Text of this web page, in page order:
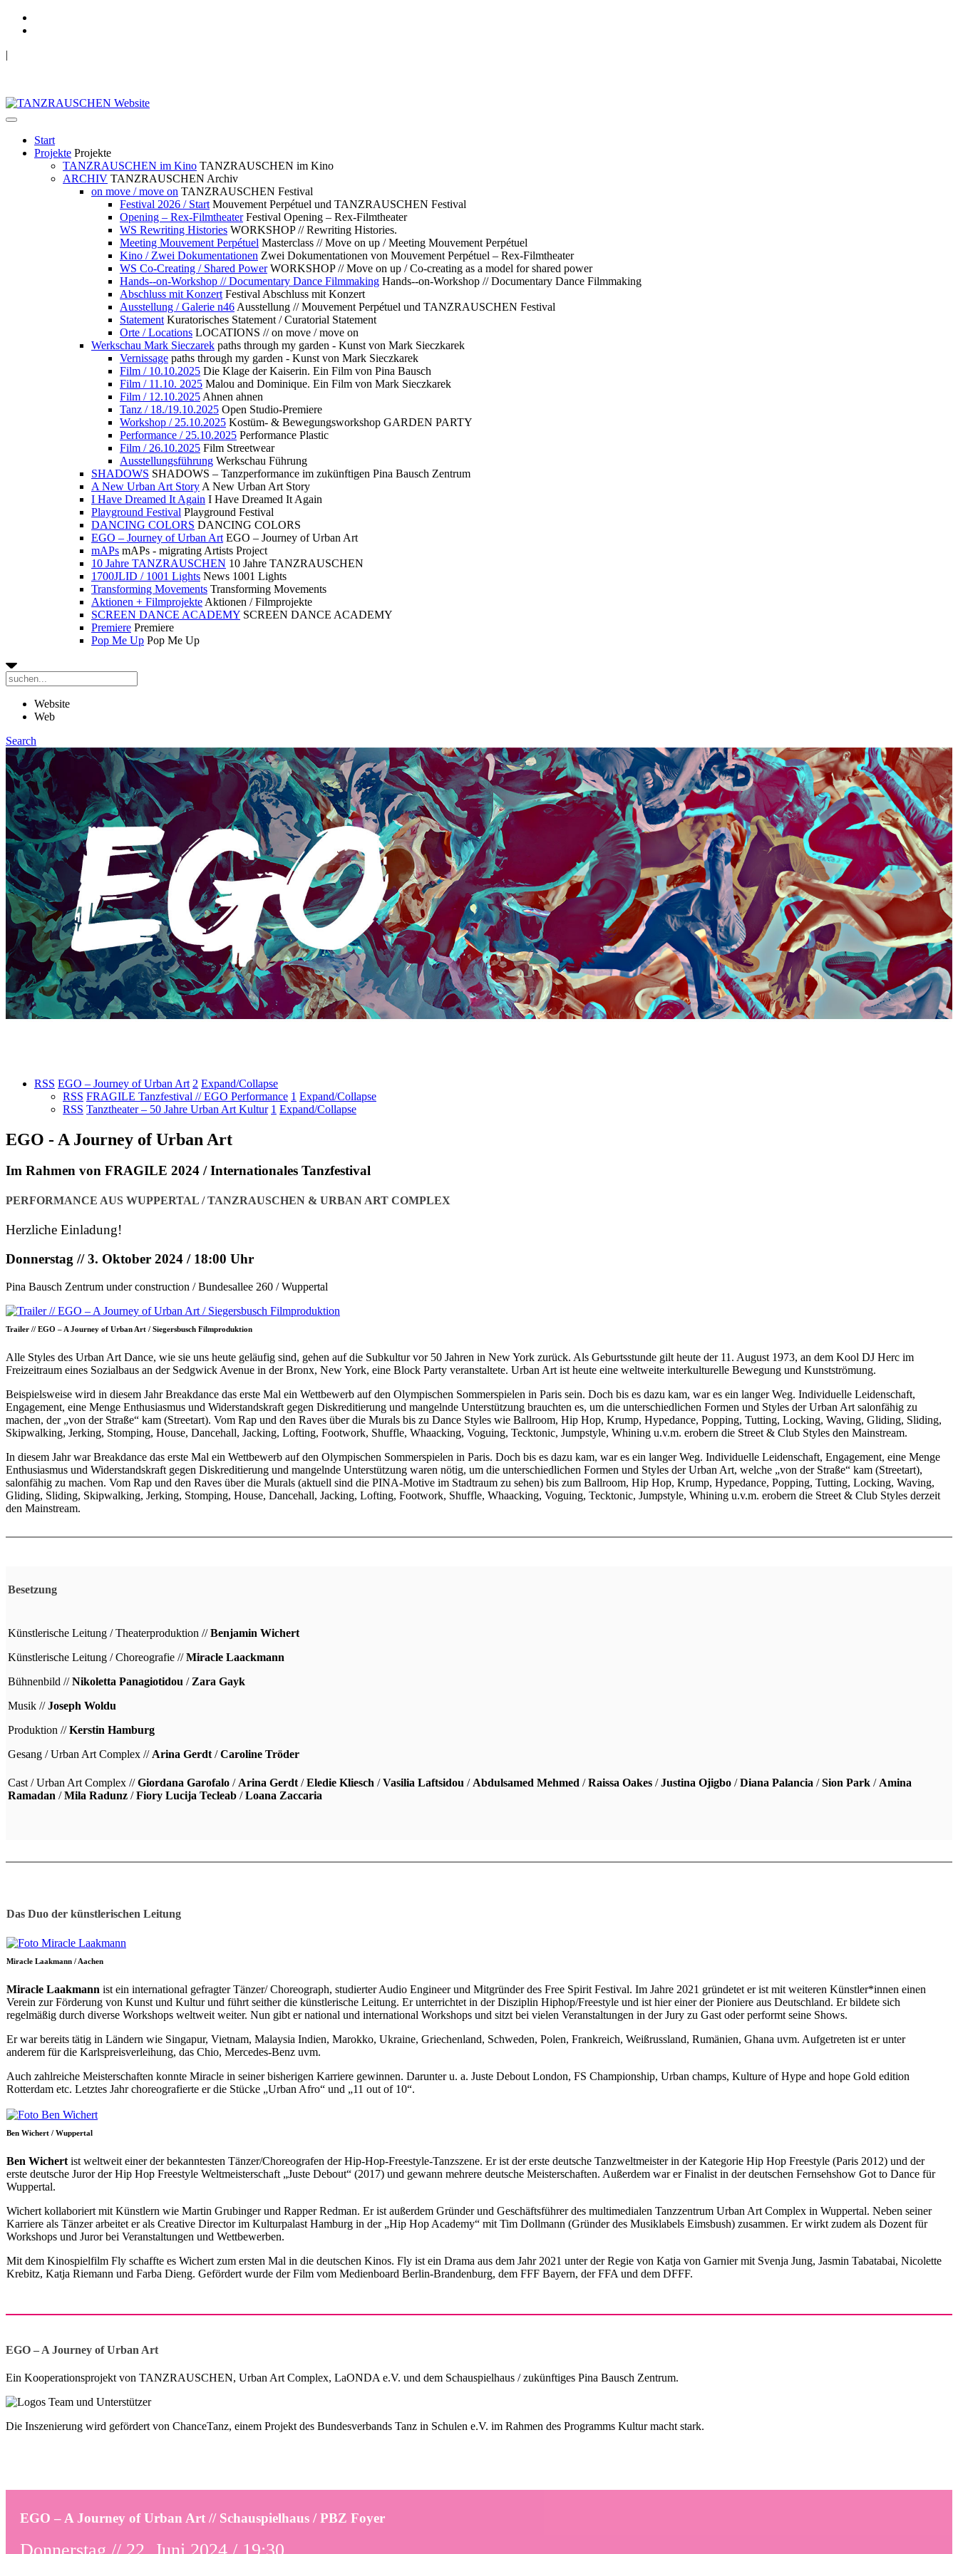
|
Start
Projekte Projekte
TANZRAUSCHEN im Kino TANZRAUSCHEN im Kino
ARCHIV TANZRAUSCHEN Archiv
on move / move on TANZRAUSCHEN Festival
Festival 2026 / Start Mouvement Perpétuel und TANZRAUSCHEN Festival
Opening – Rex-Filmtheater Festival Opening – Rex-Filmtheater
WS Rewriting Histories WORKSHOP // Rewriting Histories.
Meeting Mouvement Perpétuel Masterclass // Move on up / Meeting Mouvement Perpétuel
Kino / Zwei Dokumentationen Zwei Dokumentationen von Mouvement Perpétuel – Rex-Filmtheater
WS Co-Creating / Shared Power WORKSHOP // Move on up / Co-creating as a model for shared power
Hands--on-Workshop // Documentary Dance Filmmaking Hands--on-Workshop // Documentary Dance Filmmaking
Abschluss mit Konzert Festival Abschluss mit Konzert
Ausstellung / Galerie n46 Ausstellung // Mouvement Perpétuel und TANZRAUSCHEN Festival
Statement Kuratorisches Statement / Curatorial Statement
Orte / Locations LOCATIONS // on move / move on
Werkschau Mark Sieczarek paths through my garden - Kunst von Mark Sieczkarek
Vernissage paths through my garden - Kunst von Mark Sieczkarek
Film / 10.10.2025 Die Klage der Kaiserin. Ein Film von Pina Bausch
Film / 11.10. 2025 Malou and Dominique. Ein Film von Mark Sieczkarek
Film / 12.10.2025 Ahnen ahnen
Tanz / 18./19.10.2025 Open Studio-Premiere
Workshop / 25.10.2025 Kostüm- & Bewegungsworkshop GARDEN PARTY
Performance / 25.10.2025 Performance Plastic
Film / 26.10.2025 Film Streetwear
Ausstellungsführung Werkschau Führung
SHADOWS SHADOWS – Tanzperformance im zukünftigen Pina Bausch Zentrum
A New Urban Art Story A New Urban Art Story
I Have Dreamed It Again I Have Dreamed It Again
Playground Festival Playground Festival
DANCING COLORS DANCING COLORS
EGO – Journey of Urban Art EGO – Journey of Urban Art
mAPs mAPs - migrating Artists Project
10 Jahre TANZRAUSCHEN 10 Jahre TANZRAUSCHEN
1700JLID / 1001 Lights News 1001 Lights
Transforming Movements Transforming Movements
Aktionen + Filmprojekte Aktionen / Filmprojekte
SCREEN DANCE ACADEMY SCREEN DANCE ACADEMY
Premiere Premiere
Pop Me Up Pop Me Up
Website
Web
Search
RSS EGO – Journey of Urban Art 2 Expand/Collapse
RSS FRAGILE Tanzfestival // EGO Performance 1 Expand/Collapse
RSS Tanztheater – 50 Jahre Urban Art Kultur 1 Expand/Collapse
EGO - A Journey of Urban Art
Im Rahmen von FRAGILE 2024 / Internationales Tanzfestival
PERFORMANCE AUS WUPPERTAL / TANZRAUSCHEN & URBAN ART COMPLEX
Herzliche Einladung!
Donnerstag // 3. Oktober 2024 / 18:00 Uhr
Pina Bausch Zentrum under construction / Bundesallee 260 / Wuppertal
Trailer // EGO – A Journey of Urban Art / Siegersbusch Filmproduktion
Alle Styles des Urban Art Dance, wie sie uns heute geläufig sind, gehen auf die Subkultur vor 50 Jahren in New York zurück. Als Geburtsstunde gilt heute der 11. August 1973, an dem Kool DJ Herc im
Freizeitraum eines Sozialbaus an der Sedgwick Avenue in der Bronx, New York, eine Block Party veranstaltete. Urban Art ist heute eine weltweite interkulturelle Bewegung und Kunstströmung.
Beispielsweise wird in diesem Jahr Breakdance das erste Mal ein Wettbewerb auf den Olympischen Sommerspielen in Paris sein. Doch bis es dazu kam, war es ein langer Weg. Individuelle Leidenschaft,
Engagement, eine Menge Enthusiasmus und Widerstandskraft gegen Diskreditierung und mangelnde Unterstützung brauchten es, um die unterschiedlichen Formen und Styles der Urban Art salonfähig zu
machen, der „von der Straße“ kam (Streetart). Vom Rap und den Raves über die Murals bis zu Dance Styles wie Ballroom, Hip Hop, Krump, Hypedance, Popping, Tutting, Locking, Waving, Gliding, Sliding,
Skipwalking, Jerking, Stomping, House, Dancehall, Jacking, Lofting, Footwork, Shuffle, Whaacking, Voguing, Tecktonic, Jumpstyle, Whining u.v.m. erobern die Street & Club Styles den Mainstream.
In diesem Jahr war Breakdance das erste Mal ein Wettbewerb auf den Olympischen Sommerspielen in Paris. Doch bis es dazu kam, war es ein langer Weg. Individuelle Leidenschaft, Engagement, eine Menge
Enthusiasmus und Widerstandskraft gegen Diskreditierung und mangelnde Unterstützung waren nötig, um die unterschiedlichen Formen und Styles der Urban Art, welche „von der Straße“ kam (Streetart),
salonfähig zu machen. Vom Rap und den Raves über die Murals (aktuell sind die PINA-Motive im Stadtraum zu sehen) bis zum Ballroom, Hip Hop, Krump, Hypedance, Popping, Tutting, Locking, Waving,
Gliding, Sliding, Skipwalking, Jerking, Stomping, House, Dancehall, Jacking, Lofting, Footwork, Shuffle, Whaacking, Voguing, Tecktonic, Jumpstyle, Whining u.v.m. erobern die Street & Club Styles derzeit
den Mainstream.
Besetzung
Künstlerische Leitung / Theaterproduktion //Benjamin Wichert
Künstlerische Leitung / Choreografie //Miracle Laackmann
Bühnenbild //Nikoletta Panagiotidou /Zara Gayk
Musik //Joseph Woldu
Produktion //Kerstin Hamburg
Gesang / Urban Art Complex //Arina Gerdt/Caroline Tröder
Cast / Urban Art Complex //Giordana Garofalo /Arina Gerdt/Eledie Kliesch /Vasilia Laftsidou /Abdulsamed Mehmed /Raissa Oakes /Justina Ojigbo /Diana Palancia /Sion Park /Amina
Ramadan /Mila Radunz /Fiory Lucija Tecleab /Loana Zaccaria
Das Duo der künstlerischen Leitung
Miracle Laakmann / Aachen
Miracle Laakmann ist ein international gefragter Tänzer/ Choreograph, studierter Audio Engineer und Mitgründer des Free Spirit Festival. Im Jahre 2021 gründetet er ist mit weiteren Künstler*innen einen
Verein zur Förderung von Kunst und Kultur und führt seither die künstlerische Leitung. Er unterrichtet in der Disziplin Hiphop/Freestyle und ist hier einer der Pioniere aus Deutschland. Er bildete sich
regelmäßig durch diverse Workshops weltweit weiter. Nun gibt er national und international Workshops und sitzt bei vielen Veranstaltungen in der Jury zu Gast oder performt seine Shows.
Er war bereits tätig in Ländern wie Singapur, Vietnam, Malaysia Indien, Marokko, Ukraine, Griechenland, Schweden, Polen, Frankreich, Weißrussland, Rumänien, Ghana uvm. Aufgetreten ist er unter
anderem für die Karlspreisverleihung, das Chio, Mercedes-Benz uvm.
Auch zahlreiche Meisterschaften konnte Miracle in seiner bisherigen Karriere gewinnen. Darunter u. a. Juste Debout London, FS Championship, Urban champs, Kulture of Hype and hope Gold edition
Rotterdam etc. Letztes Jahr choreografierte er die Stücke „Urban Afro“ und „11 out of 10“.
Ben Wichert / Wuppertal
Ben Wichert ist weltweit einer der bekanntesten Tänzer/Choreografen der Hip-Hop-Freestyle-Tanzszene. Er ist der erste deutsche Tanzweltmeister in der Kategorie Hip Hop Freestyle (Paris 2012) und der
erste deutsche Juror der Hip Hop Freestyle Weltmeisterschaft „Juste Debout“ (2017) und gewann mehrere deutsche Meisterschaften. Außerdem war er Finalist in der deutschen Fernsehshow Got to Dance für
Wuppertal.
Wichert kollaboriert mit Künstlern wie Martin Grubinger und Rapper Redman. Er ist außerdem Gründer und Geschäftsführer des multimedialen Tanzzentrum Urban Art Complex in Wuppertal. Neben seiner
Karriere als Tänzer arbeitet er als Creative Director im Kulturpalast Hamburg in der „Hip Hop Academy“ mit Tim Dollmann (Gründer des Musiklabels Eimsbush) zusammen. Er wirkt zudem als Dozent für
Workshops und Juror bei Veranstaltungen und Wettbewerben.
Mit dem Kinospielfilm Fly schaffte es Wichert zum ersten Mal in die deutschen Kinos. Fly ist ein Drama aus dem Jahr 2021 unter der Regie von Katja von Garnier mit Svenja Jung, Jasmin Tabatabai, Nicolette
Krebitz, Katja Riemann und Farba Dieng. Gefördert wurde der Film vom Medienboard Berlin-Brandenburg, dem FFF Bayern, der FFA und dem DFFF.
EGO – A Journey of Urban Art
Ein Kooperationsprojekt von TANZRAUSCHEN, Urban Art Complex, LaONDA e.V. und dem Schauspielhaus / zukünftiges Pina Bausch Zentrum.
Die Inszenierung wird gefördert von ChanceTanz, einem Projekt des Bundesverbands Tanz in Schulen e.V. im Rahmen des Programms Kultur macht stark.
EGO – A Journey of Urban Art // Schauspielhaus / PBZ Foyer
Donnerstag // 22. Juni 2024 / 19:30